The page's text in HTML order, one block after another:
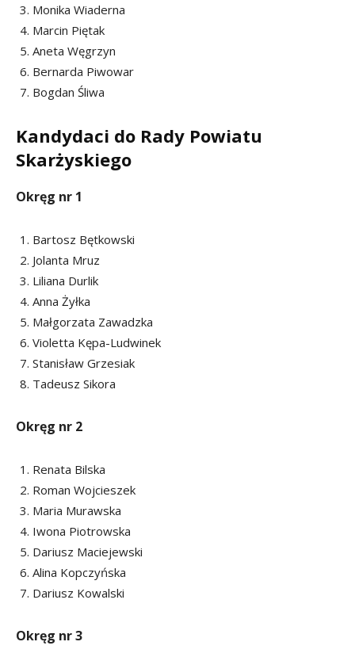
Monika Wiaderna
Marcin Piętak
Aneta Węgrzyn
Bernarda Piwowar
Bogdan Śliwa
Kandydaci do Rady Powiatu
Skarżyskiego
Okręg nr 1
Bartosz Bętkowski
Jolanta Mruz
Liliana Durlik
Anna Żyłka
Małgorzata Zawadzka
Violetta Kępa-Ludwinek
Stanisław Grzesiak
Tadeusz Sikora
Okręg nr 2
Renata Bilska
Roman Wojcieszek
Maria Murawska
Iwona Piotrowska
Dariusz Maciejewski
Alina Kopczyńska
Dariusz Kowalski
Okręg nr 3